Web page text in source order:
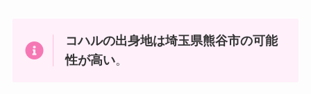
コハルの出身地は埼玉県熊谷市の可能
性が高い。